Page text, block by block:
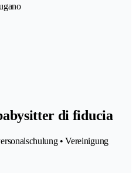
di fiducia
• Vereinigung